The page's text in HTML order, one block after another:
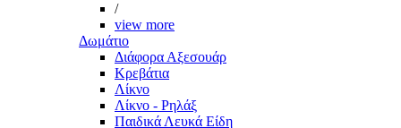
/
view more
Δωμάτιο
Διάφορα Αξεσουάρ
Κρεβάτια
Λίκνο
Λίκνο - Ρηλάξ
Παιδικά Λευκά Είδη